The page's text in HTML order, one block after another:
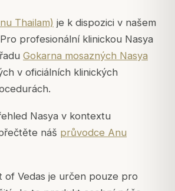
Thailam) je k dispozici v našem
profesionální klinickou Nasya
Gokarna mosazných Nasya
v oficiálních klinických
Nasya v kontextu
náš průvodce Anu
of Vedas je určen pouze pro